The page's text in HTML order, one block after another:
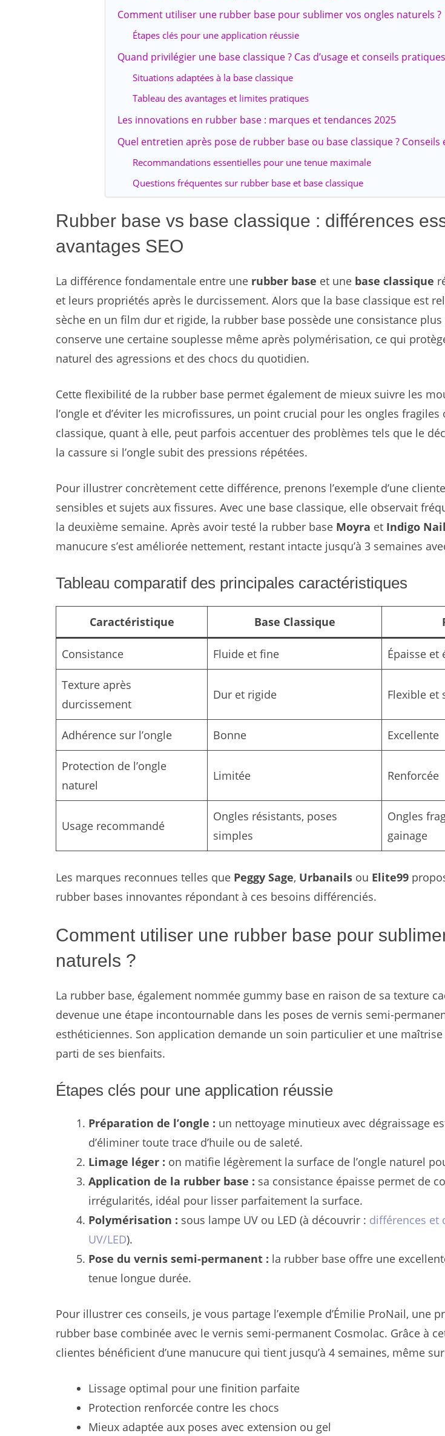
Comment utiliser une rubber base pour sublimer vos ongles naturels ?
Étapes clés pour une application réussie
Quand privilégier une base classique ? Cas d’usage et conseils pratiques
Situations adaptées à la base classique
Tableau des avantages et limites pratiques
Les innovations en rubber base : marques et tendances 2025
Quel entretien après pose de rubber base ou base classique ?
Recommandations essentielles pour une tenue maximale
Questions fréquentes sur rubber base et base classique
Rubber base vs base classique : différences
avantages SEO
La différence fondamentale entre une rubber base et une base classique
et leurs propriétés après le durcissement. Alors que la base classique est
sèche en un film dur et rigide, la rubber base possède une consistance
conserve une certaine souplesse même après polymérisation, ce qui
naturel des agressions et des chocs du quotidien.
Cette flexibilité de la rubber base permet également de mieux suivre les
l’ongle et d’éviter les microfissures, un point crucial pour les ongles fragiles
classique, quant à elle, peut parfois accentuer des problèmes tels que le
la cassure si l’ongle subit des pressions répétées.
Pour illustrer concrètement cette différence, prenons l’exemple d’une
sensibles et sujets aux fissures. Avec une base classique, elle observait
la deuxième semaine. Après avoir testé la rubber base Moyra et Indigo
manucure s’est améliorée nettement, restant intacte jusqu’à 3 semaines
Tableau comparatif des principales caractéristiques
Caractéristique Base Classique
Consistance Fluide et fine Épaisse et
Texture après
durcissement
Dur et rigide Flexible et
Adhérence sur l’ongle Bonne Excellente
Protection de l’ongle
naturel
Limitée Renforcée
Usage recommandé
Ongles résistants, poses
simples
Ongles
gainage
Les marques reconnues telles que Peggy Sage, Urbanails ou Elite99
rubber bases innovantes répondant à ces besoins différenciés.
Comment utiliser une rubber base pour
naturels ?
La rubber base, également nommée gummy base en raison de sa texture
devenue une étape incontournable dans les poses de vernis semi-
esthéticiennes. Son application demande un soin particulier et une
parti de ses bienfaits.
Étapes clés pour une application réussie
Préparation de l’ongle : un nettoyage minutieux avec dégraissage
d’éliminer toute trace d’huile ou de saleté.
Limage léger : on matifie légèrement la surface de l’ongle naturel
Application de la rubber base : sa consistance épaisse permet de
irrégularités, idéal pour lisser parfaitement la surface.
Polymérisation : sous lampe UV ou LED (à découvrir : différences et
UV/LED).
Pose du vernis semi-permanent : la rubber base offre une
tenue longue durée.
Pour illustrer ces conseils, je vous partage l’exemple d’Émilie ProNail, une
rubber base combinée avec le vernis semi-permanent Cosmolac. Grâce à
clientes bénéficient d’une manucure qui tient jusqu’à 4 semaines, même
Lissage optimal pour une finition parfaite
Protection renforcée contre les chocs
Mieux adaptée aux poses avec extension ou gel